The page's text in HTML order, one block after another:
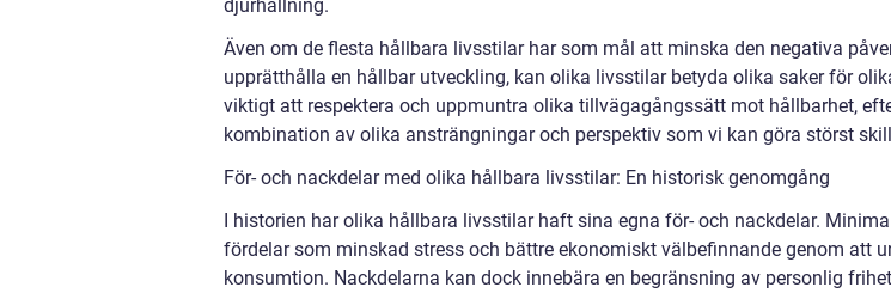
djurhållning.
Även om de flesta hållbara livsstilar har som mål att minska den negativa
upprätthålla en hållbar utveckling, kan olika livsstilar betyda olika saker för
viktigt att respektera och uppmuntra olika tillvägagångssätt mot hållbarhet,
kombination av olika ansträngningar och perspektiv som vi kan göra störst
För- och nackdelar med olika hållbara livsstilar: En historisk genomgång
I historien har olika hållbara livsstilar haft sina egna för- och nackdelar.
fördelar som minskad stress och bättre ekonomiskt välbefinnande genom att
konsumtion. Nackdelarna kan dock innebära en begränsning av personlig